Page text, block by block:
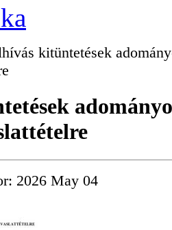
kitüntetések
2026 May 04